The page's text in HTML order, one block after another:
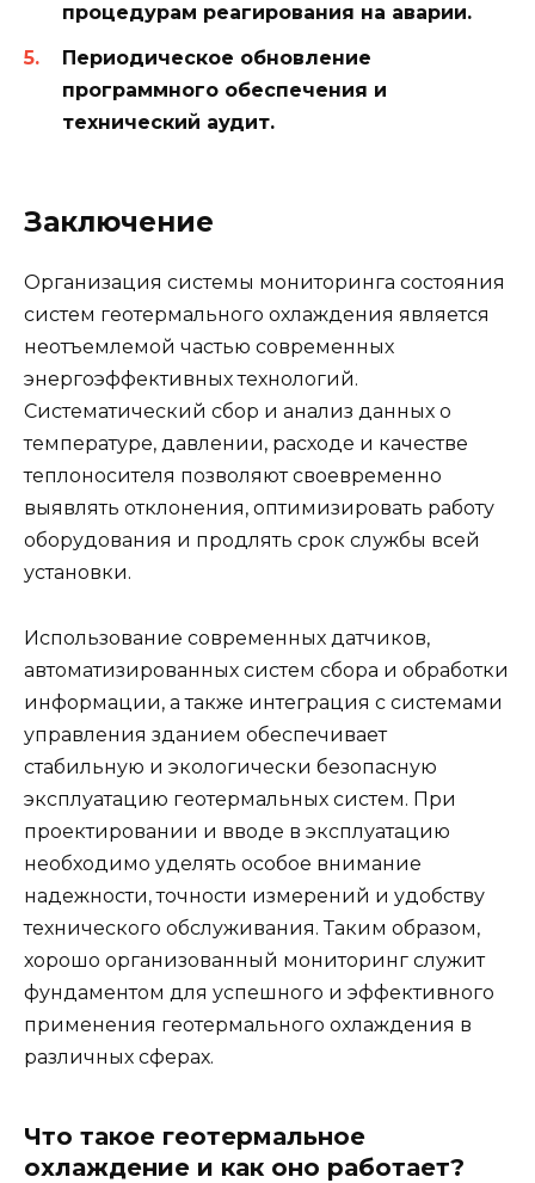
процедурам реагирования на аварии.
Периодическое обновление
программного обеспечения и
технический аудит.
Заключение
Организация системы мониторинга состояния
систем геотермального охлаждения является
неотъемлемой частью современных
энергоэффективных технологий.
Систематический сбор и анализ данных о
температуре, давлении, расходе и качестве
теплоносителя позволяют своевременно
выявлять отклонения, оптимизировать работу
оборудования и продлять срок службы всей
установки.
Использование современных датчиков,
автоматизированных систем сбора и обработки
информации, а также интеграция с системами
управления зданием обеспечивает
стабильную и экологически безопасную
эксплуатацию геотермальных систем. При
проектировании и вводе в эксплуатацию
необходимо уделять особое внимание
надежности, точности измерений и удобству
технического обслуживания. Таким образом,
хорошо организованный мониторинг служит
фундаментом для успешного и эффективного
применения геотермального охлаждения в
различных сферах.
Что такое геотермальное
охлаждение и как оно работает?